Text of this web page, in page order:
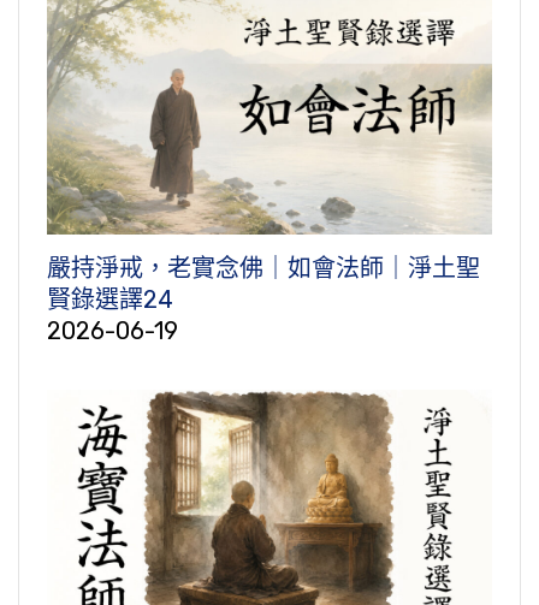
嚴持淨戒，老實念佛｜如會法師｜淨土聖
賢錄選譯24
2026-06-19